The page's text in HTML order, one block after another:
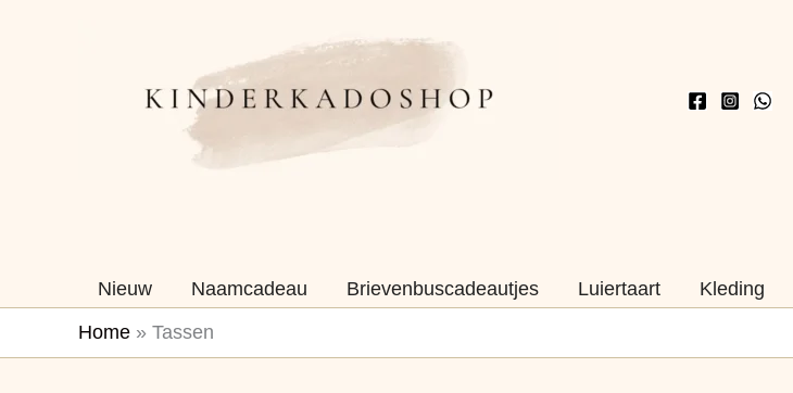
Nieuw Naamcadeau Brievenbuscadeautjes Luiertaart Kleding
Home » Tassen